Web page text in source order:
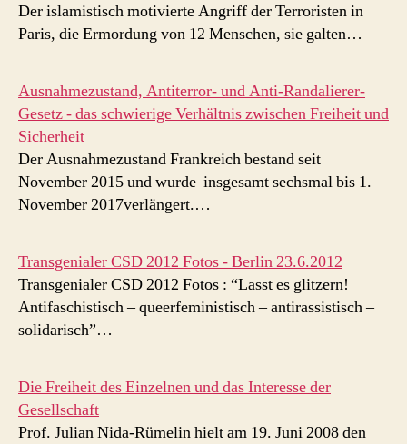
Der islamistisch motivierte Angriff der Terroristen in
Paris, die Ermordung von 12 Menschen, sie galten…
Ausnahmezustand, Antiterror- und Anti-Randalierer-
Gesetz - das schwierige Verhältnis zwischen Freiheit und
Sicherheit
Der Ausnahmezustand Frankreich bestand seit
November 2015 und wurde insgesamt sechsmal bis 1.
November 2017verlängert.…
Transgenialer CSD 2012 Fotos - Berlin 23.6.2012
Transgenialer CSD 2012 Fotos : “Lasst es glitzern!
Antifaschistisch – queerfeministisch – antirassistisch –
solidarisch”…
Die Freiheit des Einzelnen und das Interesse der
Gesellschaft
Prof. Julian Nida-Rümelin hielt am 19. Juni 2008 den